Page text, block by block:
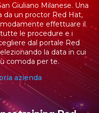
Giuliano Milanese. Una
da un proctor Red Hat,
effettuare il
le procedure e i
dal portale Red
la data in cui
comoda per te.
azienda